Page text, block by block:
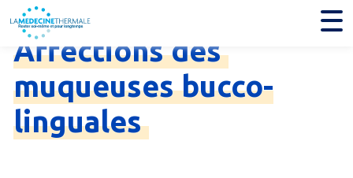
Affectionsdes
muqueusesbucco-
linguales